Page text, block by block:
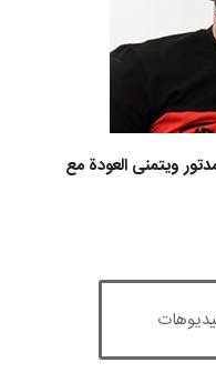
ويتمنى العودة مع